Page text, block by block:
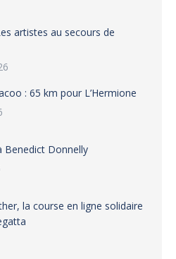
artistes au secours de
: 65 km pour L’Hermione
Benedict Donnelly
la course en ligne solidaire